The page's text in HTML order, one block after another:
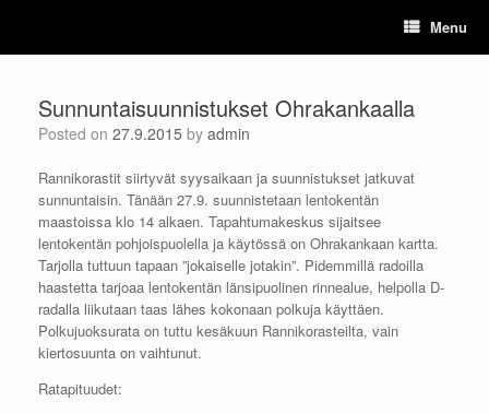
content
Menu
Sunnuntaisuunnistukset Ohrakankaalla
Posted on 27.9.2015 by admin
Rannikorastit siirtyvät syysaikaan ja suunnistukset jatkuvat
sunnuntaisin. Tänään 27.9. suunnistetaan lentokentän
maastoissa klo 14 alkaen. Tapahtumakeskus sijaitsee
lentokentän pohjoispuolella ja käytössä on Ohrakankaan kartta.
Tarjolla tuttuun tapaan ”jokaiselle jotakin”. Pidemmillä radoilla
haastetta tarjoaa lentokentän länsipuolinen rinnealue, helpolla D-
radalla liikutaan taas lähes kokonaan polkuja käyttäen.
Polkujuoksurata on tuttu kesäkuun Rannikorasteilta, vain
kiertosuunta on vaihtunut.
Ratapituudet: